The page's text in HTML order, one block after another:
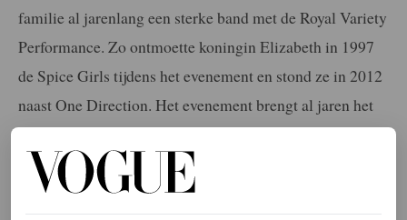
familie al jarenlang een sterke band met de Royal Variety
Performance. Zo ontmoette koningin Elizabeth in 1997
de Spice Girls tijdens het evenement en stond ze in 2012
naast One Direction. Het evenement brengt al jaren het
leukste en meest spraakmakende talent uit de
entertainmentwereld samen. Er traden door de jaren heen
grootheden op zoals Cher en Shirley Bassey.